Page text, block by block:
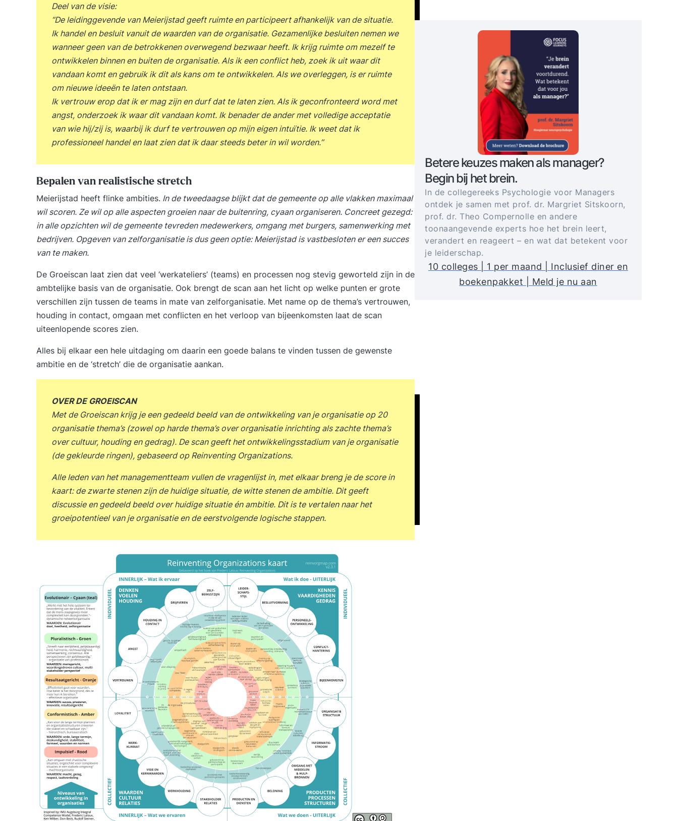
Deel van de visie:
“De leidinggevende van Meierijstad geeft ruimte en participeert afhankelijk van de situatie.
Ik handel en besluit vanuit de waarden van de organisatie. Gezamenlijke besluiten nemen we
wanneer geen van de betrokkenen overwegend bezwaar heeft. Ik krijg ruimte om mezelf te
ontwikkelen binnen en buiten de organisatie. Als ik een conflict heb, zoek ik uit waar dit
vandaan komt en gebruik ik dit als kans om te ontwikkelen. Als we overleggen, is er ruimte
om nieuwe ideeën te laten ontstaan.
Ik vertrouw erop dat ik er mag zijn en durf dat te laten zien. Als ik geconfronteerd word met
angst, onderzoek ik waar dit vandaan komt. Ik benader de ander met volledige acceptatie
van wie hij/zij is, waarbij ik durf te vertrouwen op mijn eigen intuïtie. Ik weet dat ik
professioneel handel en laat zien dat ik daar steeds beter in wil worden.’’
Bepalen van realistische stretch
Meierijstad heeft flinke ambities. In de tweedaagse blijkt dat de gemeente op alle vlakken maximaal
wil scoren. Ze wil op alle aspecten groeien naar de buitenring, cyaan organiseren. Concreet gezegd:
in alle opzichten wil de gemeente tevreden medewerkers, omgang met burgers, samenwerking met
bedrijven. Opgeven van zelforganisatie is dus geen optie: Meierijstad is vastbesloten er een succes
van te maken.
De Groeiscan laat zien dat veel ‘werkateliers’ (teams) en processen nog stevig geworteld zijn in de
ambtelijke basis van de organisatie. Ook brengt de scan aan het licht op welke punten er grote
verschillen zijn tussen de teams in mate van zelforganisatie. Met name op de thema’s vertrouwen,
houding in contact, omgaan met conflicten en het verloop van bijeenkomsten laat de scan
uiteenlopende scores zien.
Alles bij elkaar een hele uitdaging om daarin een goede balans te vinden tussen de gewenste
ambitie en de ‘stretch’ die de organisatie aankan.
OVER DE GROEISCAN
Met de Groeiscan krijg je een gedeeld beeld van de ontwikkeling van je organisatie op 20
organisatie thema’s (zowel op harde thema’s over organisatie inrichting als zachte thema’s
over cultuur, houding en gedrag). De scan geeft het ontwikkelingsstadium van je organisatie
(de gekleurde ringen), gebaseerd op Reinventing Organizations.
Alle leden van het managementteam vullen de vragenlijst in, met elkaar breng je de score in
kaart: de zwarte stenen zijn de huidige situatie, de witte stenen de ambitie. Dit geeft
discussie en gedeeld beeld over huidige situatie én ambitie. Dit is te vertalen naar het
groeipotentieel van je organisatie en de eerstvolgende logische stappen.
Betere keuzes maken als manager?
Begin bij het brein.
In de collegereeks Psychologie voor Managers
ontdek je samen met prof. dr. Margriet Sitskoorn,
prof. dr. Theo Compernolle en andere
toonaangevende experts hoe het brein leert,
verandert en reageert – en wat dat betekent voor
je leiderschap.
10 colleges | 1 per maand | Inclusief diner en
boekenpakket | Meld je nu aan